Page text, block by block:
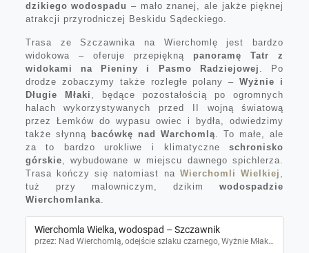
dzikiego wodospadu – mało znanej, ale jakże pięknej
atrakcji przyrodniczej Beskidu Sądeckiego.
Trasa ze Szczawnika na Wierchomlę jest bardzo
widokowa – oferuje przepiękną panoramę Tatr z
widokami na Pieniny i Pasmo Radziejowej . Po
drodze zobaczymy także rozległe polany –Wyżnie i
Długie Młaki , będące pozostałością po ogromnych
halach wykorzystywanych przed II wojną światową
przez Łemków do wypasu owiec i bydła, odwiedzimy
także słynną bacówkę nad Warchomlą. To małe, ale
za to bardzo urokliwe i klimatyczneschronisko
górskie, wybudowane w miejscu dawnego spichlerza.
Trasa kończy się natomiast na Wierchomli Wielkiej ,
tuż przy malowniczym, dzikimwodospadzie
Wierchomlanka.